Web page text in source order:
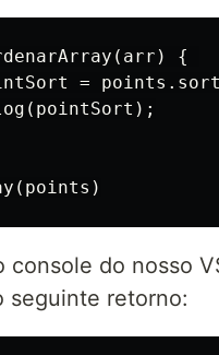
{
=
console do nosso
seguinte retorno: